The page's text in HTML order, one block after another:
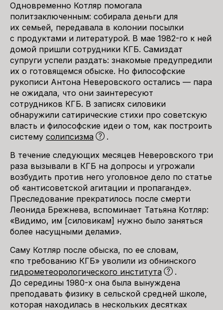
Одновременно Котляр помогала
политзаключенным: собирала деньги для
их семьей, передавала в колонии посылки
с продуктами и литературой. В мае 1982-го к ней
домой пришли сотрудники КГБ. Самиздат
супруги успели раздать: знакомые предупредили
их о готовящемся обыске. Но философские
рукописи Антона Неверовского остались — пара
не ожидала, что они заинтересуют
сотрудников КГБ. В записях силовики
обнаружили сатирические стихи про советскую
власть и философские идеи о том, как построить
систему солипсизма
.
В течение следующих месяцев Неверовского три
раза вызывали в КГБ на допросы и угрожали
возбудить против него уголовное дело по статье
об «антисоветской агитации и пропаганде».
Преследование прекратилось после смерти
Леонида Брежнева, вспоминает Татьяна Котляр:
«Видимо, им [силовикам] нужно было заняться
более насущными делами».
Саму Котляр после обыска, по ее словам,
«по требованию КГБ» уволили из обнинского
гидрометеорологического института
.
До середины 1980-х она была вынуждена
преподавать физику в сельской средней школе,
которая находилась в нескольких десятках